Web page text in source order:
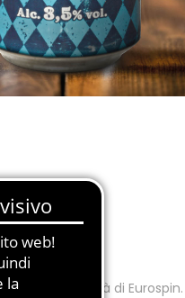
in
tutte le novità di Eurospin.